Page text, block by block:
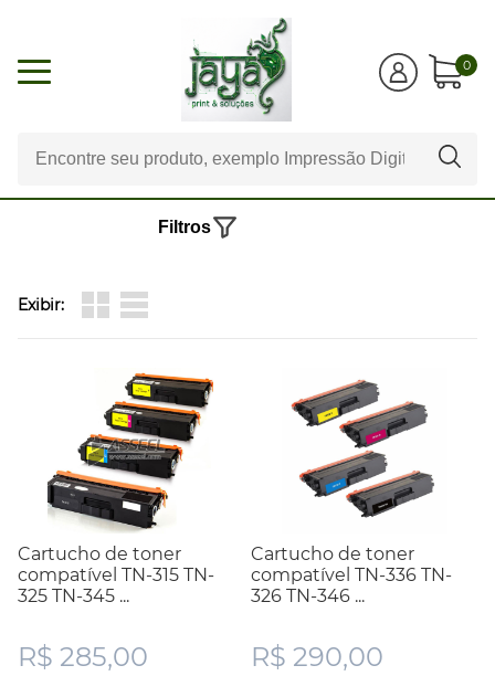
0
Exibir:
Filtros
Cartucho de toner
compatível TN-315 TN-
325 TN-345 ...
R$ 285,00
Cartucho de toner
compatível TN-336 TN-
326 TN-346 ...
R$ 290,00